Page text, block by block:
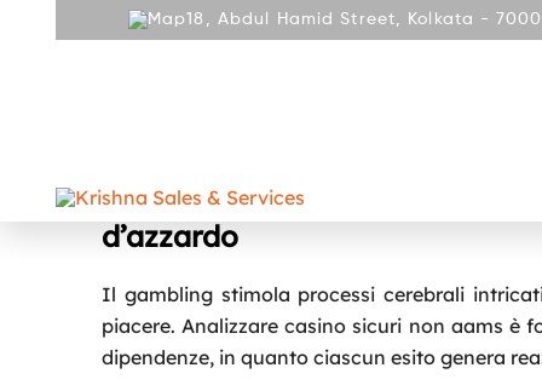
18, Abdul Hamid Street, Kolkata -
Come il nostro cervello
d’azzardo
Il gambling stimola processi cerebrali
piacere. Analizzare casino sicuri non aams è
dipendenze, in quanto ciascun esito genera